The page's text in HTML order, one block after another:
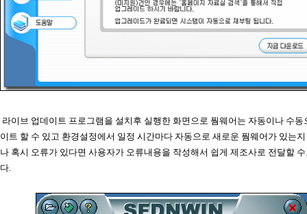
라이브 업데이트 프로그램을 설치후 실행한 화면으로 풤웨어는 자동이나 수동
이트 할 수 있고 환경설정에서 일정 시간마다 자동으로 새로운 풤웨어가 있는
나 혹시 오류가 있다면 사용자가 오류내용을 작성해서 쉽게 제조사로 전달할
다.